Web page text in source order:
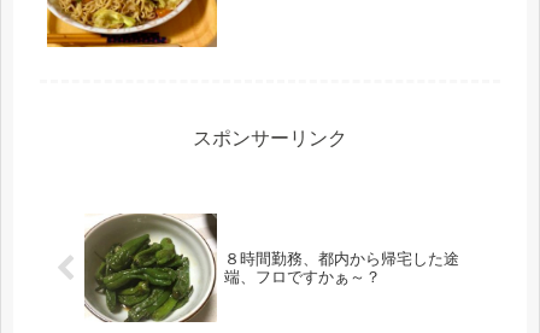
スポンサーリンク
８時間勤務、都内から帰宅した途
端、フロですかぁ～？